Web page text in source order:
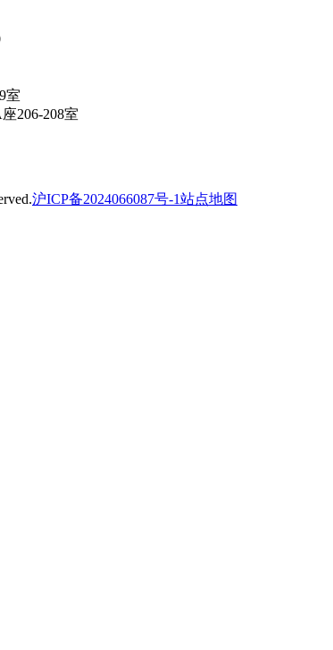
室
206-208室
沪ICP备2024066087号-1站点地图